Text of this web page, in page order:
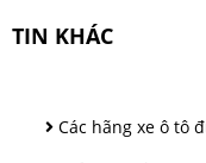
TIN KHÁC
Các hãng xe ô tô